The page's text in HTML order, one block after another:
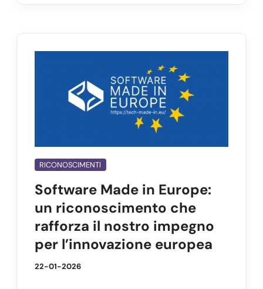
RICONOSCIMENTI
Software Made in Europe:
un riconoscimento che
rafforza il nostro impegno
per l’innovazione europea
22-01-2026